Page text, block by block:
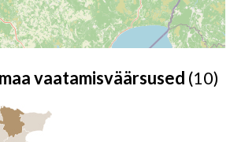
vaatamisväärsused (10)